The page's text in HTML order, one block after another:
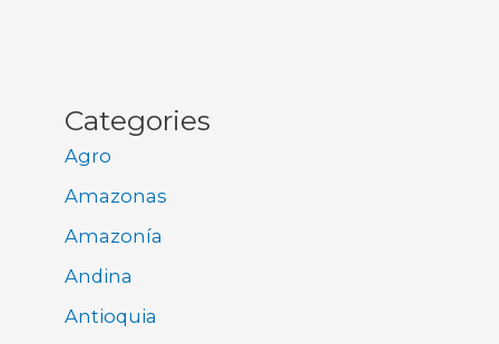
Categories
Agro
Amazonas
Amazonía
Andina
Antioquia